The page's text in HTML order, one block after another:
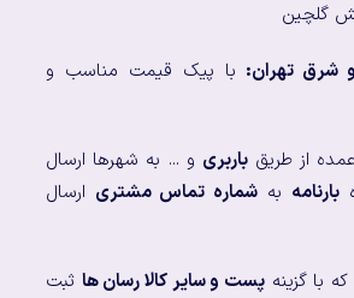
گلچین
شرق تهران: با پیک قیمت مناسب و
از طریقباربری و ... به شهرها ارسال
بارنامه بهشماره تماس مشتری ارسال
با گزینه پست و سایر کالا رسان ها ثبت